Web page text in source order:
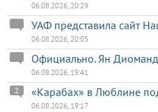
06.08.2026, 20:29
УАФ представила сайт
06.08.2026, 20:05
Официально. Ян
06.08.2026, 19:41
«Карабах» в Люблине
2
06.08.2026, 19:17